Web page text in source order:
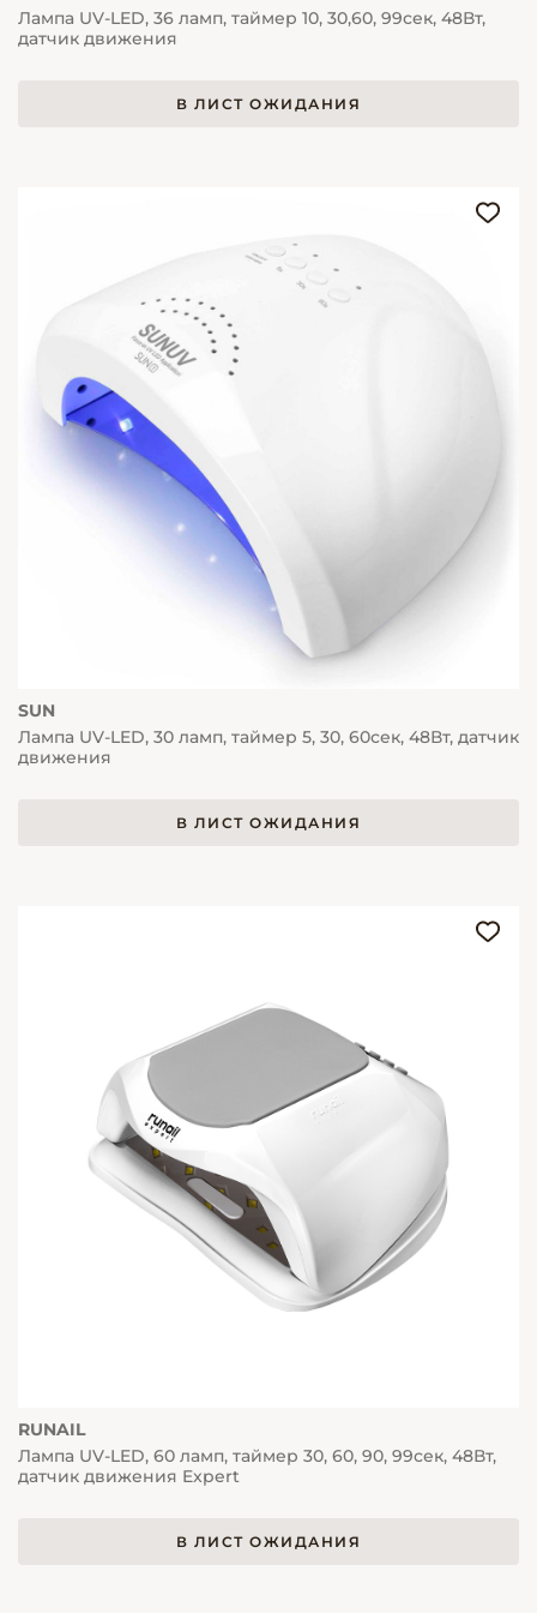
Лампа UV-LED, 36 ламп, таймер 10, 30,60, 99сек, 48Вт,
датчик движения
В ЛИСТ ОЖИДАНИЯ
SUN
Лампа UV-LED, 30 ламп, таймер 5, 30, 60сек, 48Вт, датчик
движения
В ЛИСТ ОЖИДАНИЯ
RUNAIL
Лампа UV-LED, 60 ламп, таймер 30, 60, 90, 99сек, 48Вт,
датчик движения Expert
В ЛИСТ ОЖИДАНИЯ